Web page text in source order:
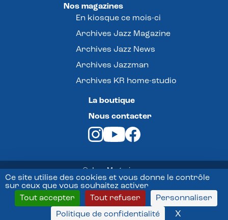
Ce site utilise des cookies et vous donne le contrôle
sur ceux que vous souhaitez activer
Tout accepter
Tout refuser
Personnaliser
Politique de confidentialité
X
Nos magazines
En kiosque ce mois-ci
Archives Jazz Magazine
Archives Jazz News
Archives Jazzman
Archives KR home-studio
La boutique
Nous contacter
© Jazz Magazine -
Mentions légales
Conditions Générales de vente
Politique de confidentialité